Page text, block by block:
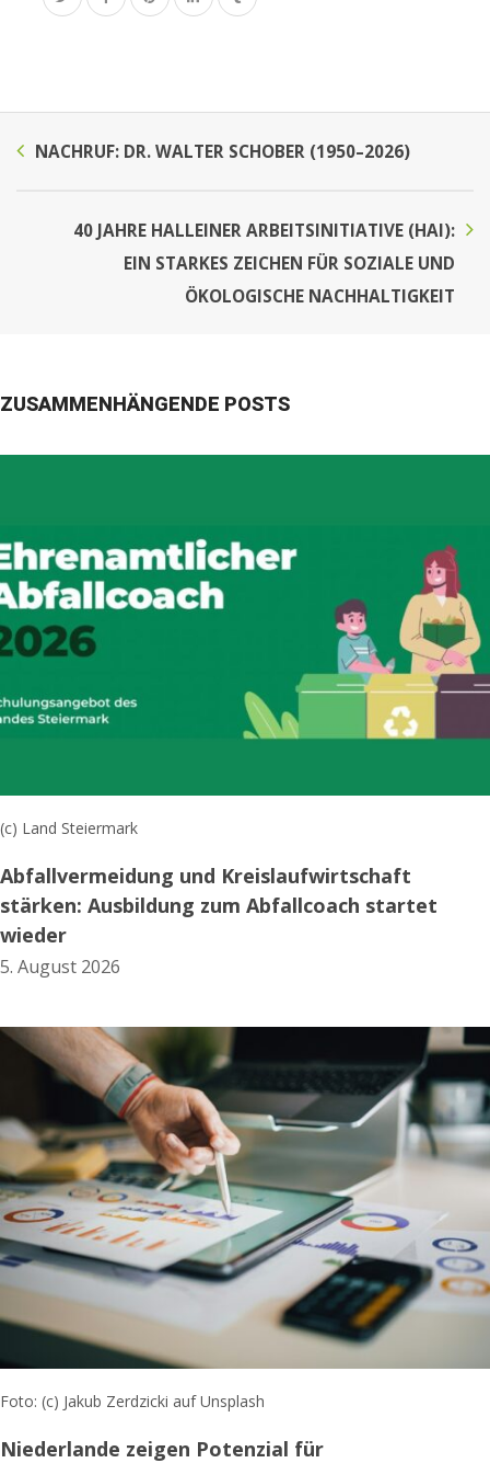
NACHRUF: DR. WALTER SCHOBER (1950–2026)
40 JAHRE HALLEINER ARBEITSINITIATIVE (HAI):
EIN STARKES ZEICHEN FÜR SOZIALE UND
ÖKOLOGISCHE NACHHALTIGKEIT
ZUSAMMENHÄNGENDE POSTS
(c) Land Steiermark
Abfallvermeidung und Kreislaufwirtschaft
stärken: Ausbildung zum Abfallcoach startet
wieder
5. August 2026
Foto: (c) Jakub Zerdzicki auf Unsplash
Niederlande zeigen Potenzial für